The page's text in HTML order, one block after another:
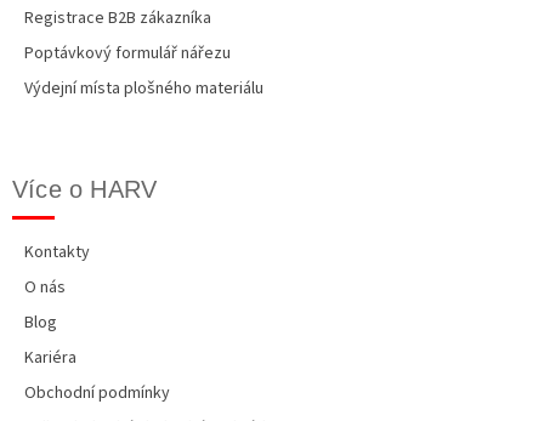
Registrace B2B zákazníka
Poptávkový formulář nářezu
Výdejní místa plošného materiálu
Více o HARV
Kontakty
O nás
Blog
Kariéra
Obchodní podmínky